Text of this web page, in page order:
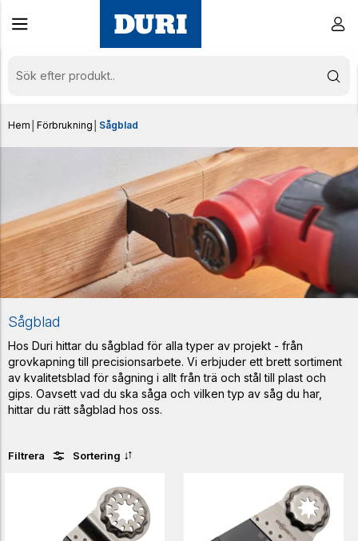
Hem Förbrukning Sågblad
Sågblad
Hos Duri hittar du sågblad för alla typer av projekt - från
grovkapning till precisionsarbete. Vi erbjuder ett brett sortiment
av kvalitetsblad för sågning i allt från trä och stål till plast och
gips. Oavsett vad du ska såga och vilken typ av såg du har,
hittar du rätt sågblad hos oss.
Filtrera Sortering